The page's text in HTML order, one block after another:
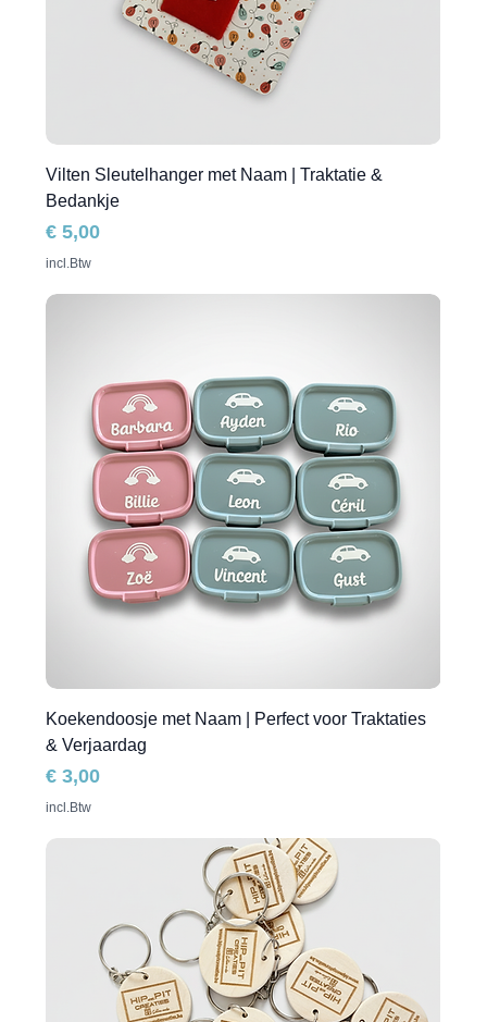
Vilten Sleutelhanger met Naam | Traktatie &
Bedankje
Prijs
€ 5,00
incl.Btw
Koekendoosje met Naam | Perfect voor Traktaties
& Verjaardag
Prijs
€ 3,00
incl.Btw